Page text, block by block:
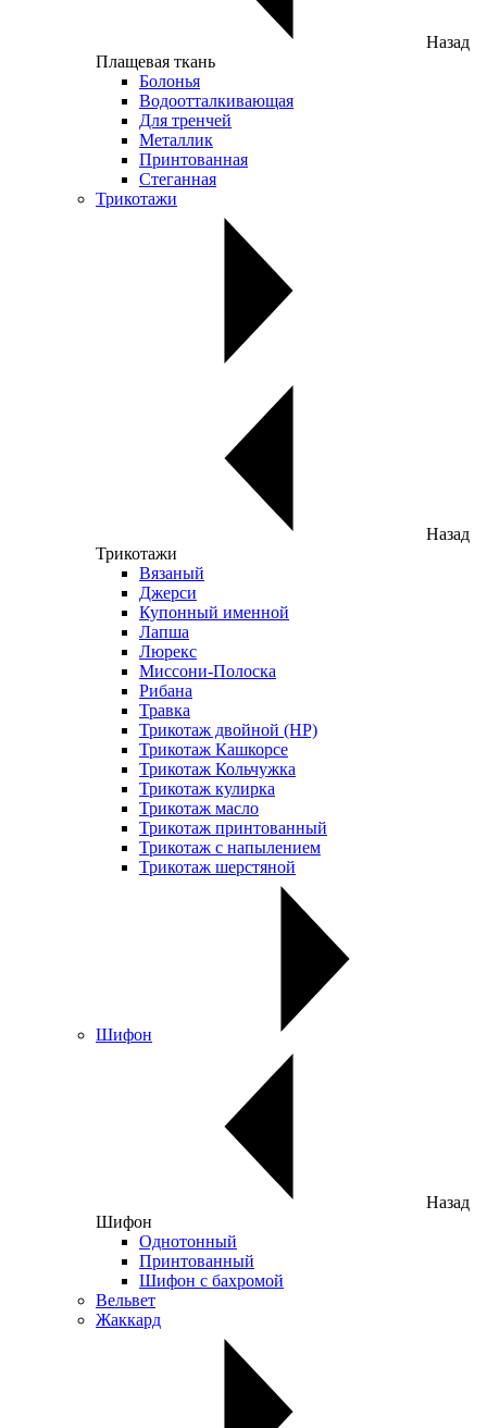
Назад
Плащевая ткань
Болонья
Водоотталкивающая
Для тренчей
Металлик
Принтованная
Стеганная
Трикотажи
Назад
Трикотажи
Вязаный
Джерси
Купонный именной
Лапша
Люрекс
Миссони-Полоска
Рибана
Травка
Трикотаж двойной (НР)
Трикотаж Кашкорсе
Трикотаж Кольчужка
Трикотаж кулирка
Трикотаж масло
Трикотаж принтованный
Трикотаж с напылением
Трикотаж шерстяной
Шифон
Назад
Шифон
Однотонный
Принтованный
Шифон с бахромой
Вельвет
Жаккард